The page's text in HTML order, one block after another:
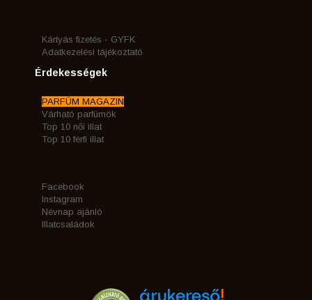
Kártyás fizetés - GYFK
Adatkezelési tájékoztató
Érdekességek
PARFÜM MAGAZIN
Várható parfümök
Top 10 női illat
Top 10 férfi illat
Facebook
Instagram
Névnap ajánló
Illatcsaládok